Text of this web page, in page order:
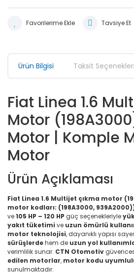
Tavsiye Et
Ürün Bilgisi Taksit Seçenekleri
Fiat Linea 1.6
Motor
Motor | Komple
Motor
Ürün Açıklaması
Fiat Linea 1.6 Multijet çıkma motor
motor kodları: (198A3000,
ve105 HP – 120 HP güç seçenekleriyle
yakıt tüketimi ve uzun ömürlü
motor teknolojisi, dayanıklı yapısı
sürüşlerdehem de uzun yol
verimlilik sunar. CTN Otomotiv
edilen motorlar, motor kodu
sunulmaktadır.